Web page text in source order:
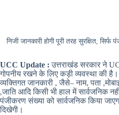
निजी जानकारी होगी पूरी तरह सुरक्षित, सिर्फ
UCC Update : उत्तराखंड सरकार ने
गोपनीय रखने के लिए कड़ी व्यवस्था की
व्यक्तिगत जानकारी , जैसे– नाम, पता
,जाति आदि किसी भी हाल में सार्वजनिक
पंजीकरण संख्या को सार्वजनिक किया
दिखेगी।